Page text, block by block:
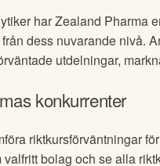
harZealand Pharma
dess nuvarande nivå.
utdelningar,
s konkurrenter
riktkursförväntningar
valfritt bolag och se alla